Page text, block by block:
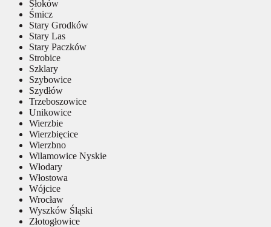
Słoków
Śmicz
Stary Grodków
Stary Las
Stary Paczków
Strobice
Szklary
Szybowice
Szydłów
Trzeboszowice
Unikowice
Wierzbie
Wierzbięcice
Wierzbno
Wilamowice Nyskie
Włodary
Włostowa
Wójcice
Wrocław
Wyszków Śląski
Złotogłowice